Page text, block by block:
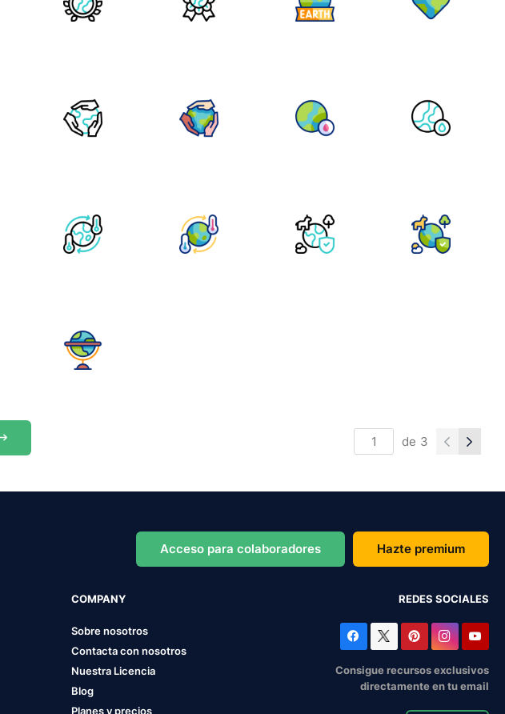
de 3
Acceso para colaboradores Hazte premium
COMPANY
Sobre nosotros
Contacta con nosotros
Nuestra Licencia
Blog
Planes y precios
REDES SOCIALES
Consigue recursos exclusivos
directamente en tu email